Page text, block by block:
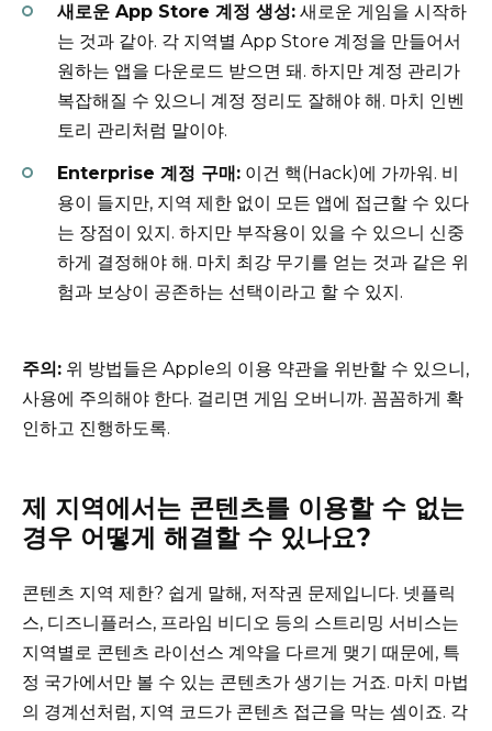
새로운 App Store 계정 생성: 새로운 게임을 시작하
는 것과 같아. 각 지역별 App Store 계정을 만들어서
원하는 앱을 다운로드 받으면 돼. 하지만 계정 관리가
복잡해질 수 있으니 계정 정리도 잘해야 해. 마치 인벤
토리 관리처럼 말이야.
Enterprise 계정 구매: 이건 핵(Hack)에 가까워. 비
용이 들지만, 지역 제한 없이 모든 앱에 접근할 수 있다
는 장점이 있지. 하지만 부작용이 있을 수 있으니 신중
하게 결정해야 해. 마치 최강 무기를 얻는 것과 같은 위
험과 보상이 공존하는 선택이라고 할 수 있지.
주의: 위 방법들은 Apple의 이용 약관을 위반할 수 있으니,
사용에 주의해야 한다. 걸리면 게임 오버니까. 꼼꼼하게 확
인하고 진행하도록.
제 지역에서는 콘텐츠를 이용할 수 없는
경우 어떻게 해결할 수 있나요?
콘텐츠 지역 제한? 쉽게 말해, 저작권 문제입니다. 넷플릭
스, 디즈니플러스, 프라임 비디오 등의 스트리밍 서비스는
지역별로 콘텐츠 라이선스 계약을 다르게 맺기 때문에, 특
정 국가에서만 볼 수 있는 콘텐츠가 생기는 거죠. 마치 마법
의 경계선처럼, 지역 코드가 콘텐츠 접근을 막는 셈이죠. 각